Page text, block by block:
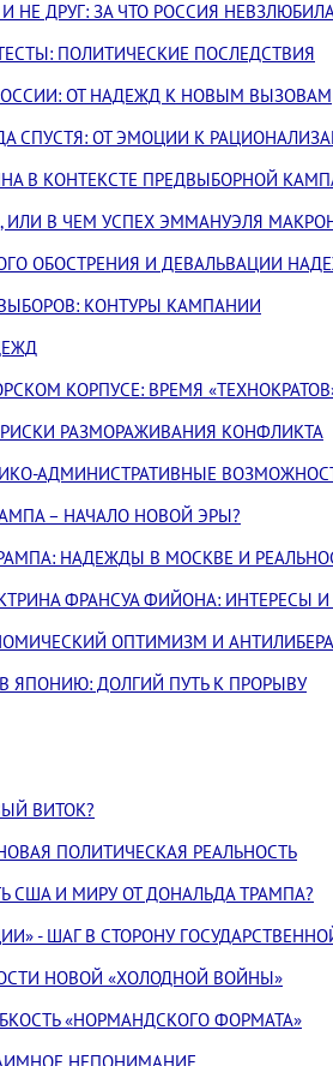
И НЕ ДРУГ: ЗА ЧТО РОССИЯ
ПОЛИТИЧЕСКИЕ ПОСЛЕДСТВИЯ
ОТ НАДЕЖД К НОВЫМ ВЫЗОВАМ
СПУСТЯ: ОТ ЭМОЦИИ К
В КОНТЕКСТЕ ПРЕДВЫБОРНОЙ
ИЛИ В ЧЕМ УСПЕХ ЭММАНУЭЛЯ
ОБОСТРЕНИЯ И ДЕВАЛЬВАЦИИ
КОНТУРЫ КАМПАНИИ
КОРПУСЕ: ВРЕМЯ
РАЗМОРАЖИВАНИЯ КОНФЛИКТА
АДМИНИСТРАТИВНЫЕ
– НАЧАЛО НОВОЙ ЭРЫ?
НАДЕЖДЫ В МОСКВЕ И
ФРАНСУА ФИЙОНА: ИНТЕРЕСЫ И
ОПТИМИЗМ И
ЯПОНИЮ: ДОЛГИЙ ПУТЬ К ПРОРЫВУ
ВИТОК?
ПОЛИТИЧЕСКАЯ РЕАЛЬНОСТЬ
США И МИРУ ОТ ДОНАЛЬДА ТРАМПА?
- ШАГ В СТОРОНУ
НОВОЙ «ХОЛОДНОЙ ВОЙНЫ»
«НОРМАНДСКОГО ФОРМАТА»